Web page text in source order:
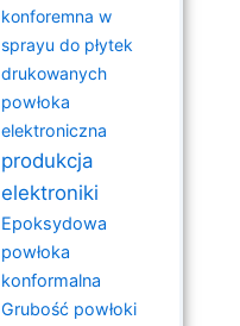
konforemna w
sprayu do płytek
drukowanych
powłoka
elektroniczna
produkcja
elektroniki
Epoksydowa
powłoka
konformalna
Grubość powłoki